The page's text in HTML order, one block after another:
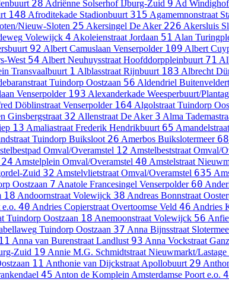
28 Adriënne Solserhof IJburg-Zuid 9 Ad Windighof
148 Afroditekade Stadionbuurt 315 Agamemnonstraat
Nieuw-Sloten 25 Akersingel De Aker 226 Akersluis
Volewijck 4 Akoleienstraat Jordaan 51 Alan
92 Albert Camuslaan Venserpolder 109 Albert
West 54 Albert Neuhuysstraat Hoofddorppleinbuurt 71
Transvaalbuurt 1 Alblasstraat Rijnbuurt 183 Albrecht
Tuindorp Oostzaan 56 Aldendriel
Venserpolder 193 Alexanderkade Weesperbuurt/
Döblinstraat Venserpolder 164 Algolstraat Tuindorp
Ginsbergstraat 32 Allenstraat De Aker 3 Alma
13 Amaliastraat Frederik Hendrikbuurt 65 Amandelstraat
Tuindorp Buiksloot 26 Amerbos Buikslotermeer
Omval/Overamstel 12 Amstelbeststraat Omval/
24 Amstelplein Omval/Overamstel 40 Amstelstraat
Zuid 32 Amstelvlietstraat Omval/Overamstel 635
Oostzaan 7 Anatole Francesingel Venserpolder 60
18 Andoornstraat Volewijck 38 Andreas Bonnstraat
40 Andries Copierstraat Overtoomse Veld 46 Andries
Tuindorp Oostzaan 18 Anemoonstraat Volewijck 56
Tuindorp Oostzaan 37 Anna Bijnsstraat
Anna van Burenstraat Landlust 93 Anna Vockstraat
Zuid 19 Annie M.G. Schmidtstraat Nieuwmarkt/Lastage
11 Anthonie van DijckstraatApollobuurt 29
45 Anton de KompleinAmsterdamse Poort e.o.